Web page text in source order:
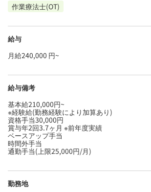
作業療法士(OT)
給与
月給240,000 円~
給与備考
基本給210,000円~
※経験給(勤務経験により加算あり)
資格手当30,000円
賞与年2回3.7ヶ月 ※前年度実績
ベースアップ手当
時間外手当
通勤手当(上限25,000円/月)
勤務地